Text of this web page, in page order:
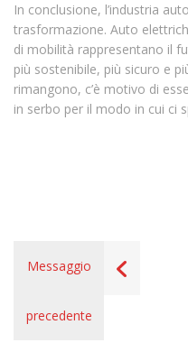
In conclusione, l’industria
trasformazione. Auto
di mobilità rappresentano il
più sostenibile, più sicuro e
rimangono, c’è motivo di
in serbo per il modo in cui ci
Messaggio
precedente